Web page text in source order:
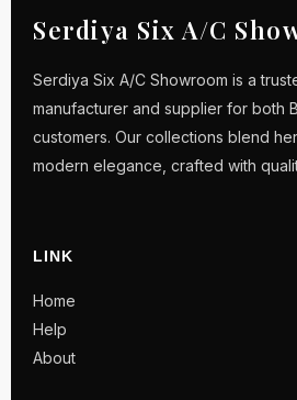
Serdiya Six A/C
Serdiya Six A/C Showroom is a
manufacturer and supplier for both
customers. Our collections blend
modern elegance, crafted with
LINK
Home
Help
About